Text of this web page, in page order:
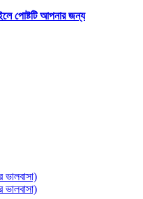
পোষ্টটি আপনার জন্য